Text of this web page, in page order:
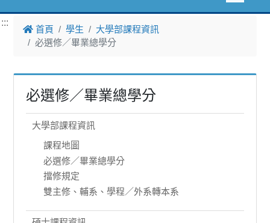
:::
首頁 學生
大學部課程資訊
必選修／畢業總學分
必選修／畢業總學分
大學部課程資訊
課程地圖
必選修／畢業總學分
擋修規定
雙主修、輔系、學程／外系轉本系